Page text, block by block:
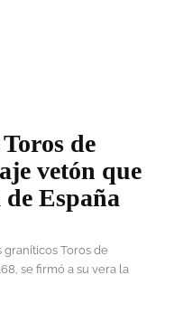
de
vetón que
España
se firmó a su vera la